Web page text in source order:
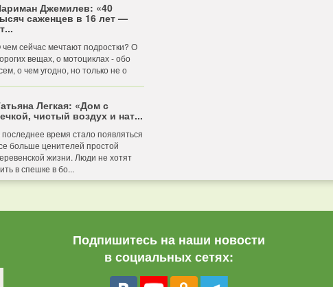
Джемилев: «40
саженцев в 16 лет —
сейчас мечтают подростки? О
вещах, о мотоциклах - обо
о чем угодно, но только не о
Легкая: «Дом с
чистый воздух и нат...
последнее время стало появляться
больше ценителей простой
жизни. Люди не хотят
в спешке в бо...
Подпишитесь на наши новости
в социальных сетях: